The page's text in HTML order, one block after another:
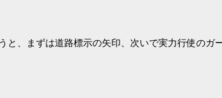
と、まずは道路標示の矢印、次いで実力行使のガ